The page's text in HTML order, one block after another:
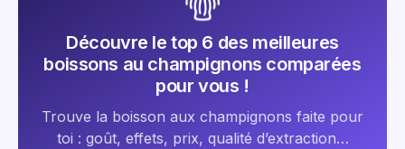
Découvre le top 6 des meilleures
boissons au champignons comparées
pour vous !
Trouve la boisson aux champignons faite pour
toi : goût, effets, prix, qualité d’extraction…